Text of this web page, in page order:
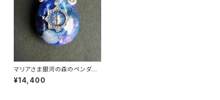
マリアさま銀河の森のペンダン
ト
¥14,400